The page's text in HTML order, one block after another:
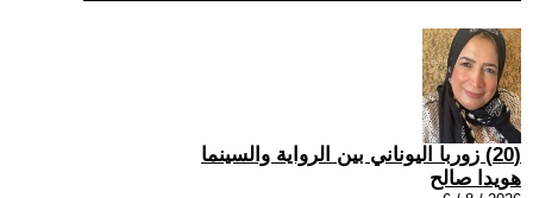
(20) زوربا اليوناني بين الرواية والسينما
هويدا صالح